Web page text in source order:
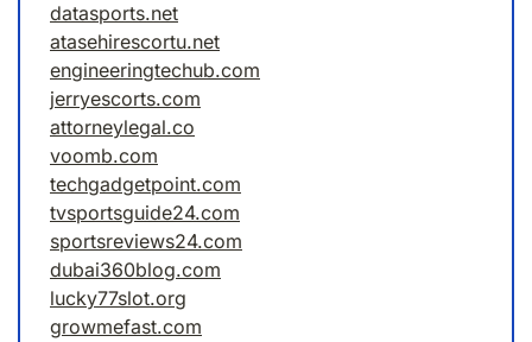
datasports.net
atasehirescortu.net
engineeringtechub.com
jerryescorts.com
attorneylegal.co
voomb.com
techgadgetpoint.com
tvsportsguide24.com
sportsreviews24.com
dubai360blog.com
lucky77slot.org
growmefast.com